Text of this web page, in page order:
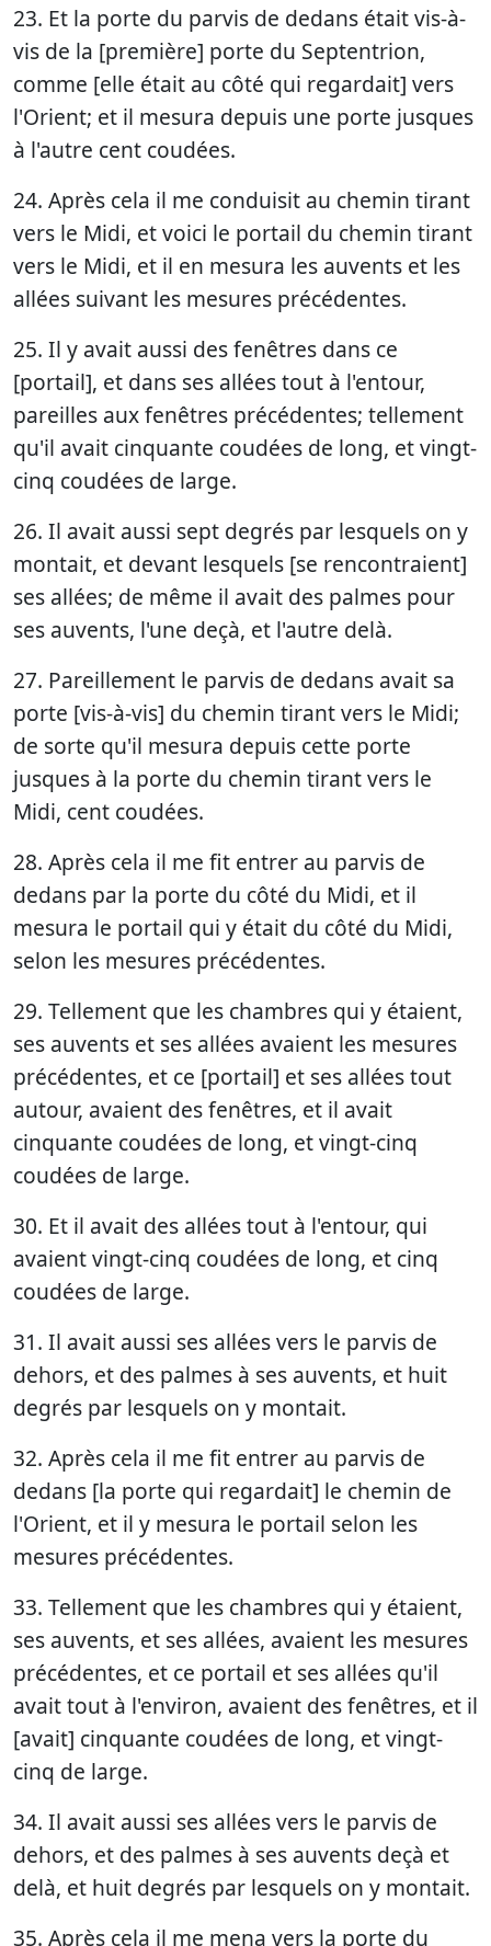
23. Et la porte du parvis de dedans était vis-à-
vis de la [première] porte du Septentrion,
comme [elle était au côté qui regardait] vers
l'Orient; et il mesura depuis une porte jusques
à l'autre cent coudées.
24. Après cela il me conduisit au chemin tirant
vers le Midi, et voici le portail du chemin tirant
vers le Midi, et il en mesura les auvents et les
allées suivant les mesures précédentes.
25. Il y avait aussi des fenêtres dans ce
[portail], et dans ses allées tout à l'entour,
pareilles aux fenêtres précédentes; tellement
qu'il avait cinquante coudées de long, et vingt-
cinq coudées de large.
26. Il avait aussi sept degrés par lesquels on y
montait, et devant lesquels [se rencontraient]
ses allées; de même il avait des palmes pour
ses auvents, l'une deçà, et l'autre delà.
27. Pareillement le parvis de dedans avait sa
porte [vis-à-vis] du chemin tirant vers le Midi;
de sorte qu'il mesura depuis cette porte
jusques à la porte du chemin tirant vers le
Midi, cent coudées.
28. Après cela il me fit entrer au parvis de
dedans par la porte du côté du Midi, et il
mesura le portail qui y était du côté du Midi,
selon les mesures précédentes.
29. Tellement que les chambres qui y étaient,
ses auvents et ses allées avaient les mesures
précédentes, et ce [portail] et ses allées tout
autour, avaient des fenêtres, et il avait
cinquante coudées de long, et vingt-cinq
coudées de large.
30. Et il avait des allées tout à l'entour, qui
avaient vingt-cinq coudées de long, et cinq
coudées de large.
31. Il avait aussi ses allées vers le parvis de
dehors, et des palmes à ses auvents, et huit
degrés par lesquels on y montait.
32. Après cela il me fit entrer au parvis de
dedans [la porte qui regardait] le chemin de
l'Orient, et il y mesura le portail selon les
mesures précédentes.
33. Tellement que les chambres qui y étaient,
ses auvents, et ses allées, avaient les mesures
précédentes, et ce portail et ses allées qu'il
avait tout à l'environ, avaient des fenêtres, et il
[avait] cinquante coudées de long, et vingt-
cinq de large.
34. Il avait aussi ses allées vers le parvis de
dehors, et des palmes à ses auvents deçà et
delà, et huit degrés par lesquels on y montait.
35. Après cela il me mena vers la porte du